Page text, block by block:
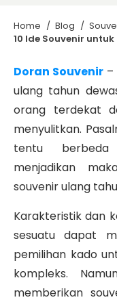
Home / Blog /
Doran Souvenir –
ulang tahun
orang terdekat
menyulitkan.
tentu
menjadikan
souvenir ulang
Karakteristik dan
sesuatu dapat
pemilihan kado
kompleks.
memberikan